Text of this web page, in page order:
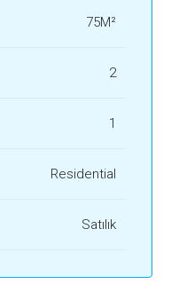
75M²
2
1
Residential
Satılık